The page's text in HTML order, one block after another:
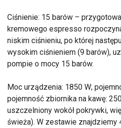
Ciśnienie: 15 barów –
kremowego espresso
niskim ciśnieniu, po której
wysokim ciśnieniem (9 barów),
pompie o mocy 15 barów.
Moc urządzenia: 1850 W;
pojemność zbiornika na kawę:
uszczelniony wokół pokrywki,
świeża). W zestawie znajdziemy